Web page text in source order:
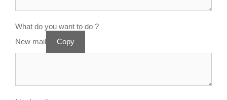
What do you want to do ?
New mail
Copy